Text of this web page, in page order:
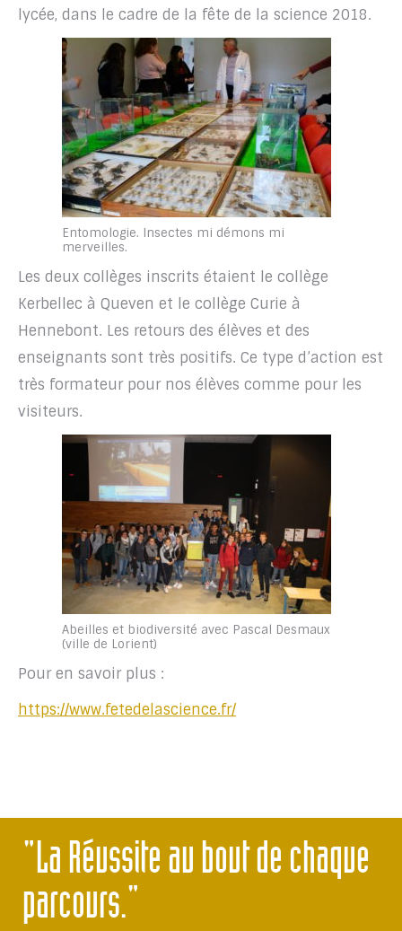
lycée, dans le cadre de la fête de la science 2018.
Entomologie. Insectes mi démons mi
merveilles.
Les deux collèges inscrits étaient le collège
Kerbellec à Queven et le collège Curie à
Hennebont. Les retours des élèves et des
enseignants sont très positifs. Ce type d’action est
très formateur pour nos élèves comme pour les
visiteurs.
Abeilles et biodiversité avec Pascal Desmaux
(ville de Lorient)
Pour en savoir plus :
https://www.fetedelascience.fr/
"La Réussite au bout de chaque
parcours."